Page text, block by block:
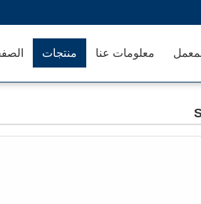
منتجات معلومات عنا